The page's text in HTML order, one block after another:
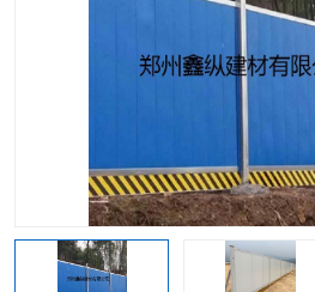
生产加工单板复合围挡 市